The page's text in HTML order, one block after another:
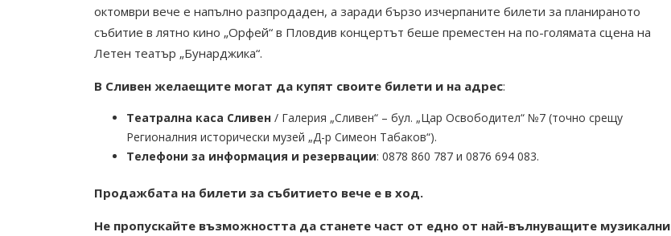
октомври вече е напълно разпродаден, а заради бързо изчерпаните билети за планираното
събитие в лятно кино „Орфей“ в Пловдив концертът беше преместен на по-голямата сцена на
Летен театър „Бунарджика“.
В Сливен желаещите могат да купят своите билети и на адрес:
Театрална каса Сливен / Галерия „Сливен“ – бул. „Цар Освободител“ №7 (точно срещу
Регионалния исторически музей „Д-р Симеон Табаков“).
Телефони за информация и резервации: 0878 860 787 и 0876 694 083.
Продажбата на билети за събитието вече е в ход.
Не пропускайте възможността да станете част от едно от най-вълнуващите музикални